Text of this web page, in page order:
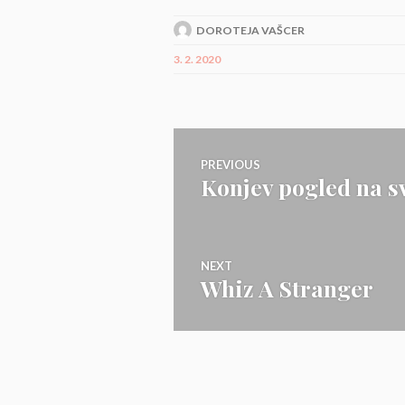
DOROTEJA VAŠCER
3. 2. 2020
Navigacija
prispevka
PREVIOUS
Previous
Konjev pogled na
NEXT
Next
Whiz A Stranger